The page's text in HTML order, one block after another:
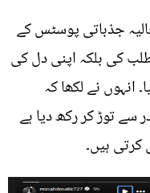
جذباتی پوسٹس کے
کی بلکہ اپنی دل کی
انہوں نے لکھا کہ
سے توڑ کر رکھ دیا ہے
ہیں۔